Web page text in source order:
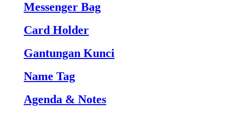
Messenger Bag
Card Holder
Gantungan Kunci
Name Tag
Agenda & Notes